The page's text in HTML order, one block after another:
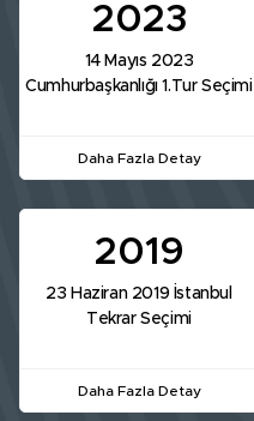
2023
14 Mayıs 2023
Cumhurbaşkanlığı 1.Tur Seçimi
Daha Fazla Detay
2019
23 Haziran 2019 İstanbul
Tekrar Seçimi
Daha Fazla Detay